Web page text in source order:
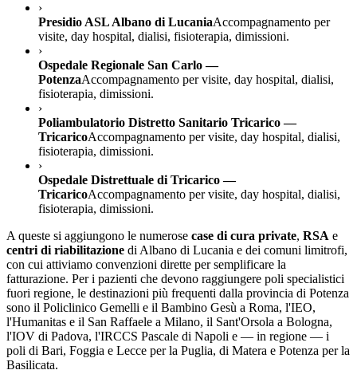
›
Presidio ASL Albano di LucaniaAccompagnamento per
visite, day hospital, dialisi, fisioterapia, dimissioni.
›
Ospedale Regionale San Carlo —
PotenzaAccompagnamento per visite, day hospital, dialisi,
fisioterapia, dimissioni.
›
Poliambulatorio Distretto Sanitario Tricarico —
TricaricoAccompagnamento per visite, day hospital, dialisi,
fisioterapia, dimissioni.
›
Ospedale Distrettuale di Tricarico —
TricaricoAccompagnamento per visite, day hospital, dialisi,
fisioterapia, dimissioni.
A queste si aggiungono le numerose case di cura private, RSA e
centri di riabilitazione di Albano di Lucania e dei comuni limitrofi,
con cui attiviamo convenzioni dirette per semplificare la
fatturazione. Per i pazienti che devono raggiungere poli specialistici
fuori regione, le destinazioni più frequenti dalla provincia di Potenza
sono il Policlinico Gemelli e il Bambino Gesù a Roma, l'IEO,
l'Humanitas e il San Raffaele a Milano, il Sant'Orsola a Bologna,
l'IOV di Padova, l'IRCCS Pascale di Napoli e — in regione — i
poli di Bari, Foggia e Lecce per la Puglia, di Matera e Potenza per la
Basilicata.